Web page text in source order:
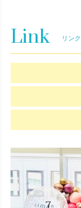
Link リンク